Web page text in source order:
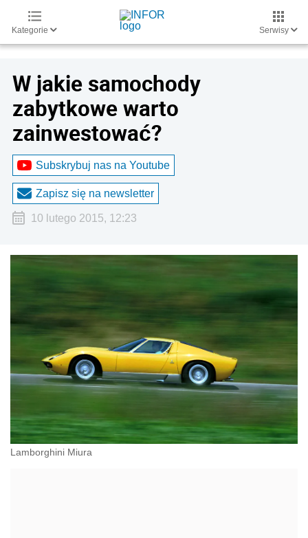
Kategorie Serwisy
W jakie samochody
zabytkowe warto
zainwestować?
Subskrybuj nas na Youtube
Zapisz się na newsletter
10 lutego 2015, 12:23
Lamborghini Miura